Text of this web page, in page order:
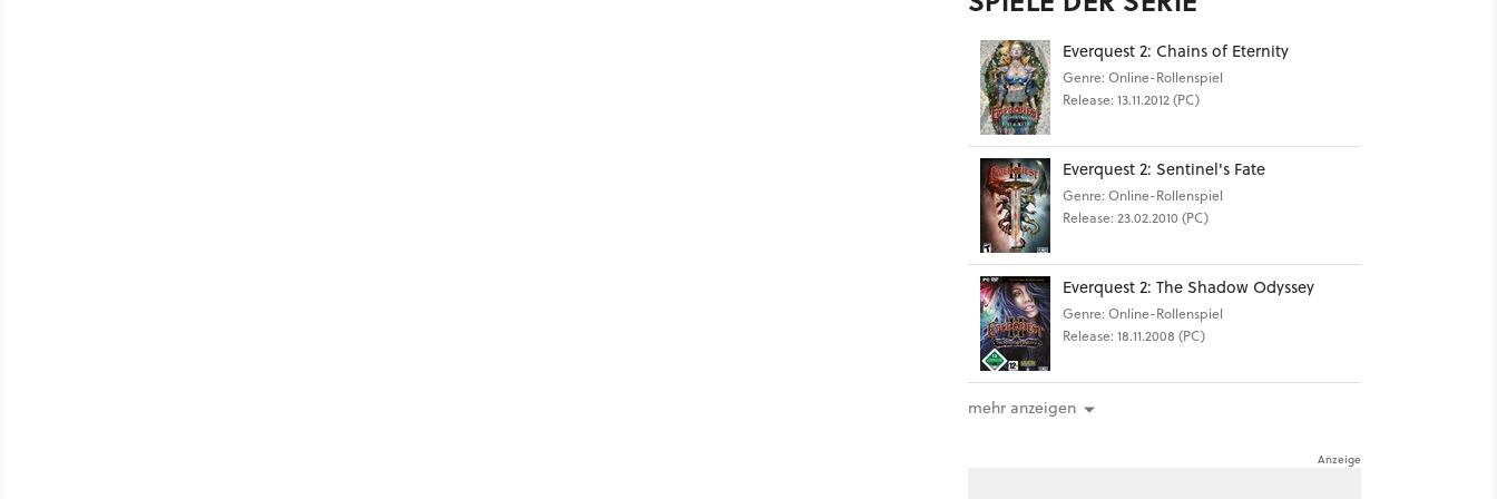
Everquest 2: Chains of Eternity
Genre: Online-Rollenspiel
Release: 13.11.2012 (PC)
Everquest 2: Sentinel's Fate
Genre: Online-Rollenspiel
Release: 23.02.2010 (PC)
Everquest 2: The Shadow Odyssey
Genre: Online-Rollenspiel
Release: 18.11.2008 (PC)
mehr anzeigen